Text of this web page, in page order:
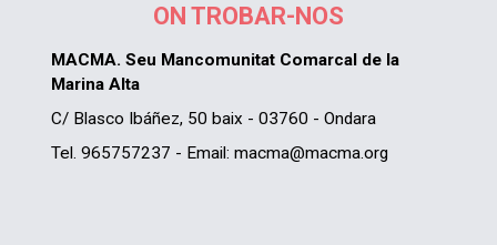
ON TROBAR-NOS
MACMA. Seu Mancomunitat Comarcal de la
Marina Alta
C/ Blasco Ibáñez, 50 baix - 03760 - Ondara
Tel. 965757237 - Email: macma@macma.org